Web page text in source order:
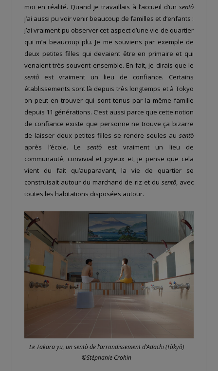
moi en réalité. Quand je travaillais à l’accueil d’un sentô
j’ai aussi pu voir venir beaucoup de familles et d’enfants :
j’ai vraiment pu observer cet aspect d’une vie de quartier
qui m’a beaucoup plu. Je me souviens par exemple de
deux petites filles qui devaient être en primaire et qui
venaient très souvent ensemble. En fait, je dirais que le
sentô est vraiment un lieu de confiance. Certains
établissements sont là depuis très longtemps et à Tokyo
on peut en trouver qui sont tenus par la même famille
depuis 11 générations. C’est aussi parce que cette notion
de confiance existe que personne ne trouve ça bizarre
de laisser deux petites filles se rendre seules au sentô
après l’école. Le sentôest vraiment un lieu de
communauté, convivial et joyeux et, je pense que cela
vient du fait qu’auparavant, la vie de quartier se
construisait autour du marchand de riz et du sentô, avec
toutes les habitations disposées autour.
Le Takara yu, un sentô de l’arrondissement d’Adachi (Tôkyô)
©Stéphanie Crohin